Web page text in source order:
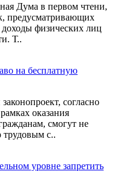
Дума в первом чтени,
предусматривающих
физических лиц
Т..
на бесплатную
согласно
оказания
смогут не
трудовым с..
уровне запретить